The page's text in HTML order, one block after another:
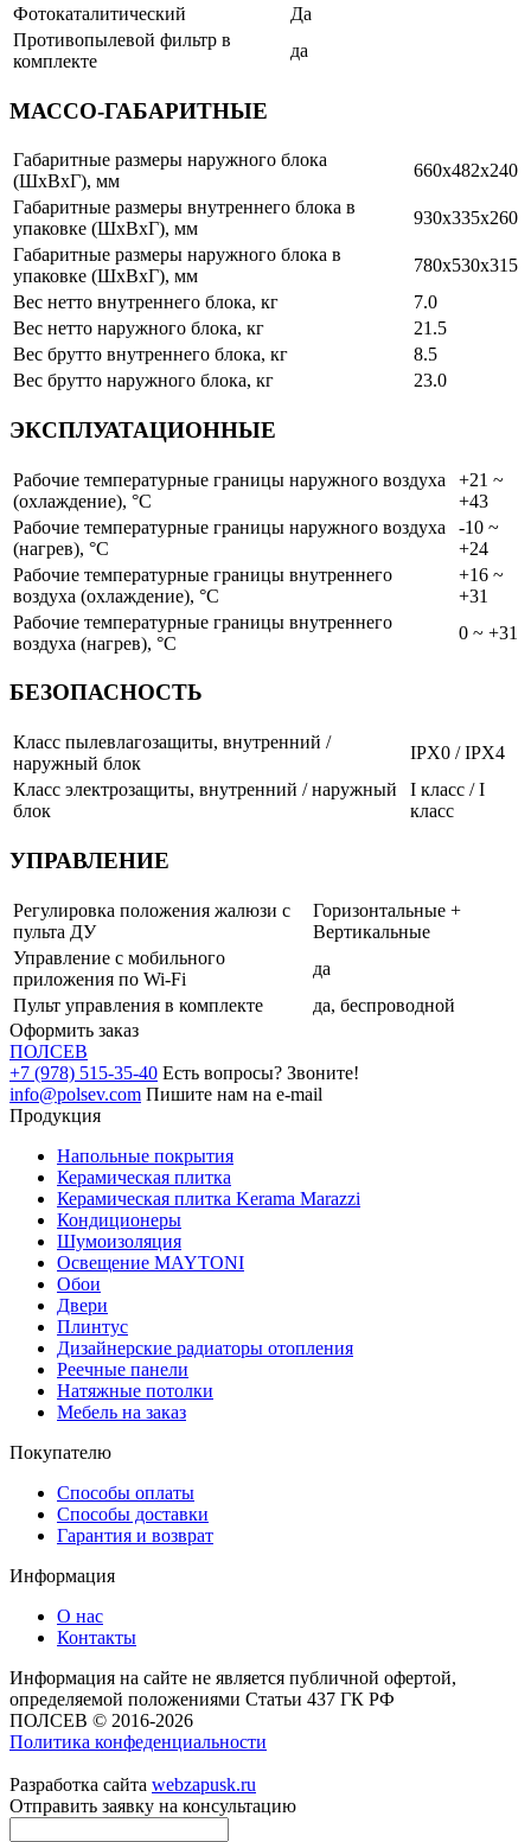
Фотокаталитический
Да
Противопылевой фильтр в
комплекте
да
МАССО-ГАБАРИТНЫЕ
Габаритные размеры наружного блока
(ШхВхГ), мм
660x482x240
Габаритные размеры внутреннего блока в
упаковке (ШхВхГ), мм
930x335x260
Габаритные размеры наружного блока в
упаковке (ШхВхГ), мм
780x530x315
Вес нетто внутреннего блока, кг
7.0
Вес нетто наружного блока, кг
21.5
Вес брутто внутреннего блока, кг
8.5
Вес брутто наружного блока, кг
23.0
ЭКСПЛУАТАЦИОННЫЕ
Рабочие температурные границы наружного воздуха
(охлаждение), °C
+21 ~
+43
Рабочие температурные границы наружного воздуха
(нагрев), °C
-10 ~
+24
Рабочие температурные границы внутреннего
воздуха (охлаждение), °C
+16 ~
+31
Рабочие температурные границы внутреннего
воздуха (нагрев), °C
0 ~ +31
БЕЗОПАСНОСТЬ
Класс пылевлагозащиты, внутренний /
наружный блок
IPX0 / IPX4
Класс электрозащиты, внутренний / наружный
блок
I класс / I
класс
УПРАВЛЕНИЕ
Регулировка положения жалюзи с
пульта ДУ
Горизонтальные +
Вертикальные
Управление c мобильного
приложения по Wi-Fi
да
Пульт управления в комплекте
да, беспроводной
Оформить заказ
ПОЛСЕВ
+7 (978) 515-35-40 Есть вопросы? Звоните!
info@polsev.com Пишите нам на e-mail
Продукция
Напольные покрытия
Керамическая плитка
Керамическая плитка Kerama Marazzi
Кондиционеры
Шумоизоляция
Освещение MAYTONI
Обои
Двери
Плинтус
Дизайнерские радиаторы отопления
Реечные панели
Натяжные потолки
Мебель на заказ
Покупателю
Способы оплаты
Способы доставки
Гарантия и возврат
Информация
О нас
Контакты
Информация на сайте не является публичной офертой,
определяемой положениями Статьи 437 ГК РФ
ПОЛСЕВ © 2016-2026
Политика конфеденциальности
Разработка сайта webzapusk.ru
Отправить заявку на консультацию